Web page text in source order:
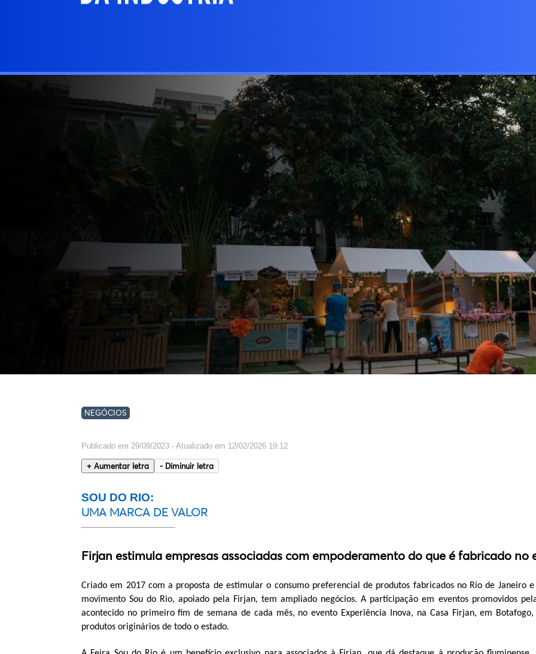
NEGÓCIOS
Publicado em 29/09/2023 - Atualizado em 12/02/2026 19:12
+ Aumentar letra - Diminuir letra
SOU DO RIO:
UMA MARCA DE VALOR
Firjan estimula empresas associadas com empoderamento do que é fabricado no
Criado em 2017 com a proposta de estimular o consumo preferencial de produtos fabricados no Rio de Janeiro
movimento Sou do Rio, apoiado pela Firjan, tem ampliado negócios. A participação em eventos promovidos
acontecido no primeiro fim de semana de cada mês, no evento Experiência Inova, na Casa Firjan, em
produtos originários de todo o estado.